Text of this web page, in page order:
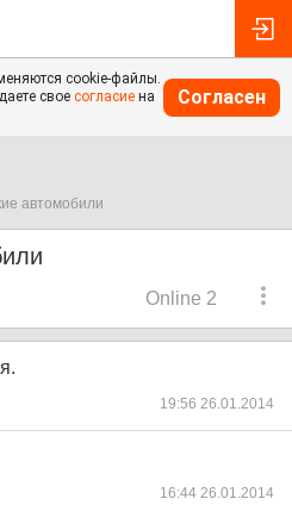
cookie-файлы.
свое согласие на
Согласен
автомобили
Online 2
19:56 26.01.2014
16:44 26.01.2014